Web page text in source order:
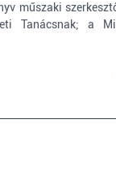
műszaki
Tanácsnak; a